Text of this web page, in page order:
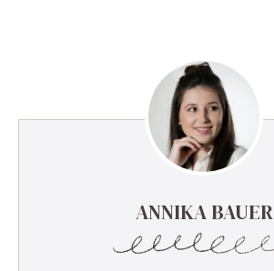
ANNIKA BAUER